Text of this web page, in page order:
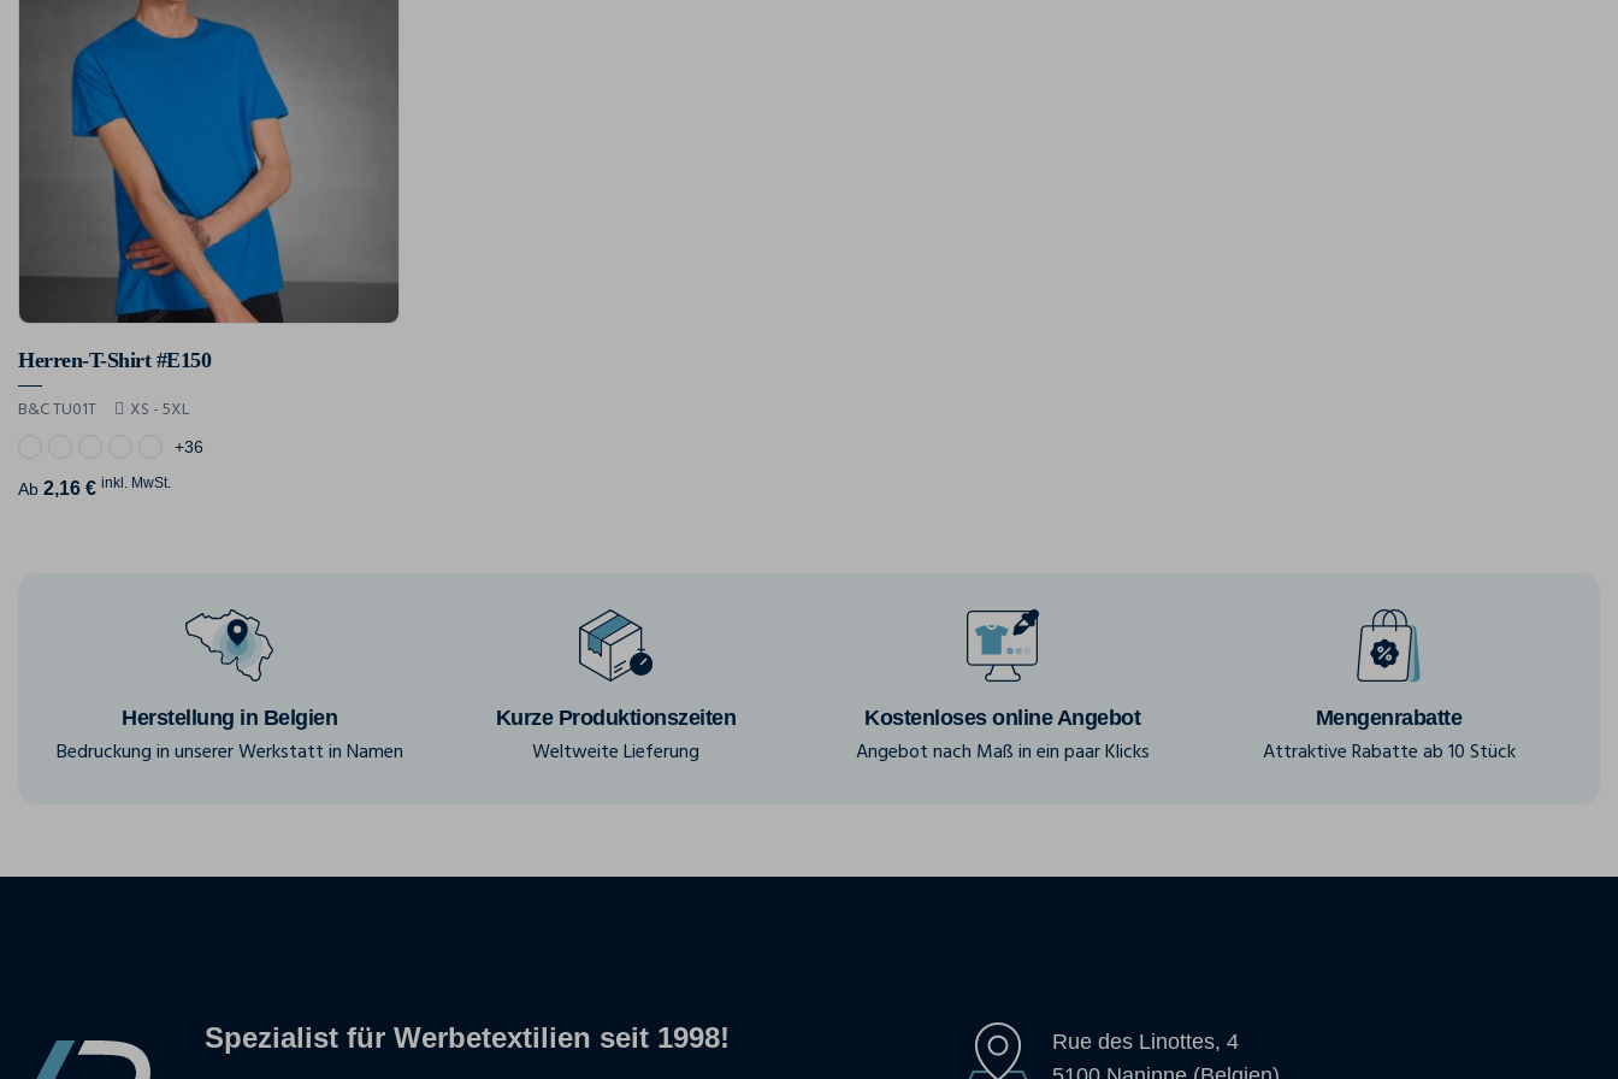
Herren-T-Shirt #E150
B&C TU01T XS - 5XL
+36
Ab 2,16 € inkl. MwSt.
Herstellung in Belgien
Bedruckung in unserer Werkstatt in Namen
Kurze Produktionszeiten
Weltweite Lieferung
Kostenloses online Angebot
Angebot nach Maß in ein paar Klicks
Mengenrabatte
Attraktive Rabatte ab 10 Stück
Spezialist für Werbetextilien seit 1998!
Rue des Linottes, 4